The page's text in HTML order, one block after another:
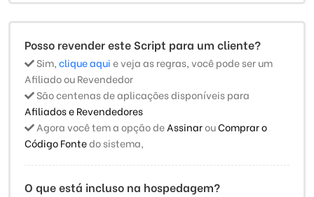
Posso revender este Script para um cliente?
Sim,clique aquie veja as regras, você pode ser um
Afiliado ou Revendedor
São centenas de aplicações disponíveis para
Afiliados e Revendedores
Agora você tem a opção deAssinarouComprar o
Código Fontedo sistema,
O que está incluso na hospedagem?